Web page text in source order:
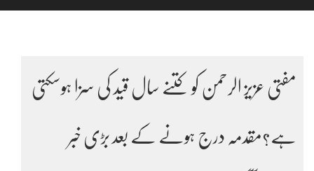
مفتی عزیز الرحمن کو کتنے سال قید کی سزا ہوسکتی
ہے؟مقدمہ درج ہونے کے بعد بڑی خبر